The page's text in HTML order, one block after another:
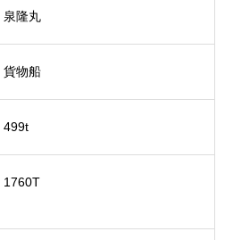
泉隆丸
貨物船
499t
1760T